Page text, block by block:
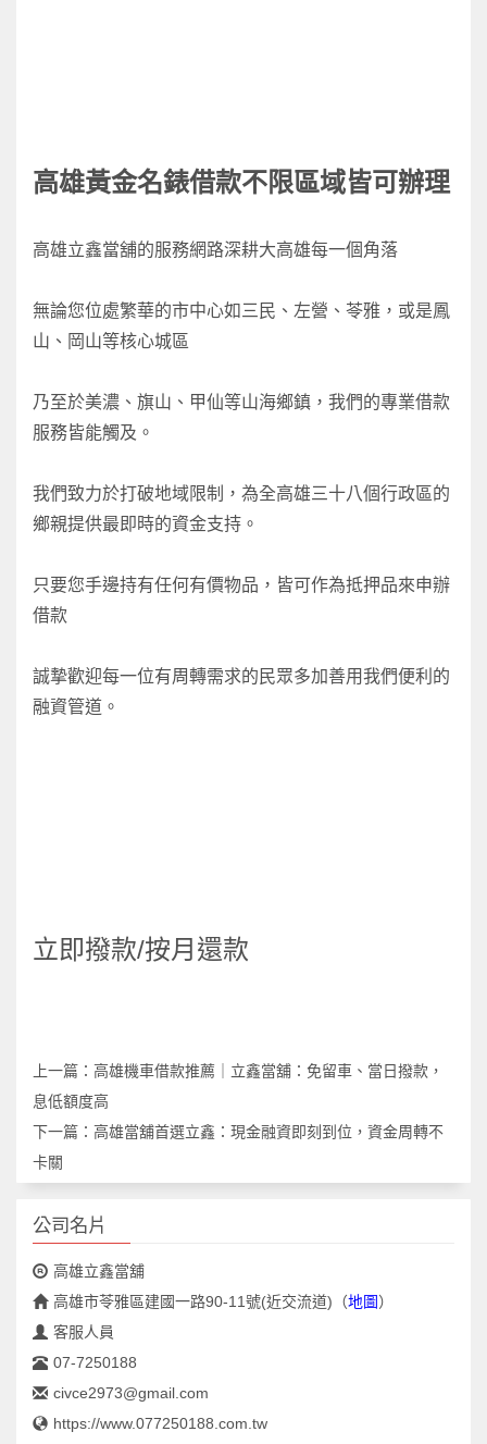
高雄黃金名錶借款不限區域皆可辦理
高雄立鑫當舖的服務網路深耕大高雄每一個角落
無論您位處繁華的市中心如三民、左營、苓雅，或是鳳
山、岡山等核心城區
乃至於美濃、旗山、甲仙等山海鄉鎮，我們的專業借款
服務皆能觸及。
我們致力於打破地域限制，為全高雄三十八個行政區的
鄉親提供最即時的資金支持。
只要您手邊持有任何有價物品，皆可作為抵押品來申辦
借款
誠摯歡迎每一位有周轉需求的民眾多加善用我們便利的
融資管道。
立即撥款/按月還款
上一篇： 高雄機車借款推薦｜立鑫當舖：免留車、當日撥款，
息低額度高
下一篇： 高雄當舖首選立鑫：現金融資即刻到位，資金周轉不
卡關
公司名片
高雄立鑫當舖
高雄市苓雅區建國一路90-11號(近交流道) （地圖）
客服人員
07-7250188
civce2973@gmail.com
https://www.077250188.com.tw